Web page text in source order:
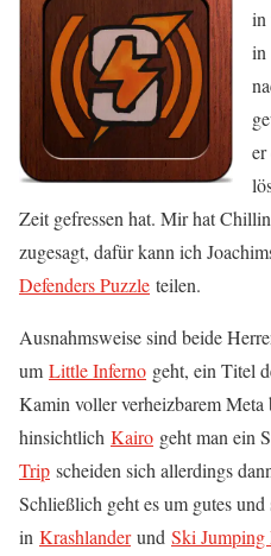
in
in
er
Zeit gefressen hat. Mir hat
zugesagt, dafür kann ich
Defenders Puzzle teilen.
Ausnahmsweise sind beide
um Little Inferno geht, ein Titel
Kamin voller verheizbarem Meta
hinsichtlich Kairo geht man ein
Trip scheiden sich allerdings
Schließlich geht es um gutes
in Krashlanderund Ski Jumping